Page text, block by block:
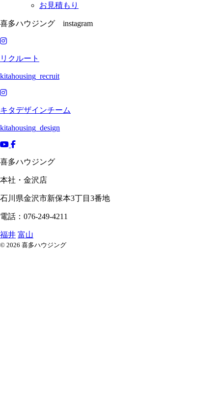
お見積もり
喜多ハウジング instagram
リクルート
kitahousing_recruit
キタデザインチーム
kitahousing_design
喜多ハウジング
本社・金沢店
石川県金沢市新保本3丁目3番地
電話：076-249-4211
福井 富山
© 2026 喜多ハウジング